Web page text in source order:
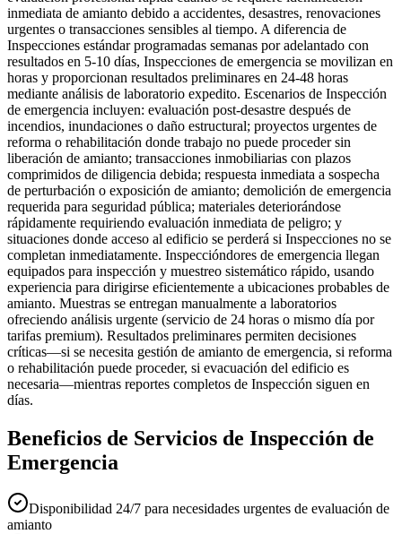
inmediata de amianto debido a accidentes, desastres, renovaciones
urgentes o transacciones sensibles al tiempo. A diferencia de
Inspecciones estándar programadas semanas por adelantado con
resultados en 5-10 días, Inspecciones de emergencia se movilizan en
horas y proporcionan resultados preliminares en 24-48 horas
mediante análisis de laboratorio expedito. Escenarios de Inspección
de emergencia incluyen: evaluación post-desastre después de
incendios, inundaciones o daño estructural; proyectos urgentes de
reforma o rehabilitación donde trabajo no puede proceder sin
liberación de amianto; transacciones inmobiliarias con plazos
comprimidos de diligencia debida; respuesta inmediata a sospecha
de perturbación o exposición de amianto; demolición de emergencia
requerida para seguridad pública; materiales deteriorándose
rápidamente requiriendo evaluación inmediata de peligro; y
situaciones donde acceso al edificio se perderá si Inspecciones no se
completan inmediatamente. Inspeccióndores de emergencia llegan
equipados para inspección y muestreo sistemático rápido, usando
experiencia para dirigirse eficientemente a ubicaciones probables de
amianto. Muestras se entregan manualmente a laboratorios
ofreciendo análisis urgente (servicio de 24 horas o mismo día por
tarifas premium). Resultados preliminares permiten decisiones
críticas—si se necesita gestión de amianto de emergencia, si reforma
o rehabilitación puede proceder, si evacuación del edificio es
necesaria—mientras reportes completos de Inspección siguen en
días.
Beneficios de Servicios de Inspección de
Emergencia
Disponibilidad 24/7 para necesidades urgentes de evaluación de
amianto